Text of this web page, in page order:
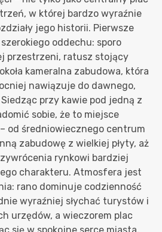
w której bardzo wyraźnie
jego historii. Pierwsze
oddechu: sporo
przestrzeni, ratusz stojący
kameralna zabudowa, która
nawiązuje do dawnego,
przy kawie pod jedną z
sobie, że to miejsce
– od średniowiecznego centrum
zabudowę z wielkiej płyty, aż
rynkowi bardziej
charakteru. Atmosfera jest
rano dominuje codzienność
wyraźniej słychać turystów i
urzędów, a wieczorem plac